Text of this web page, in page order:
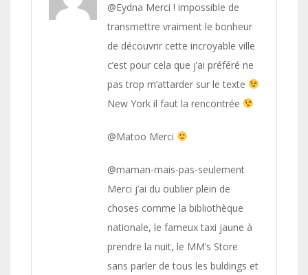
@Eydna Merci ! impossible de
transmettre vraiment le bonheur
de découvrir cette incroyable ville
c’est pour cela que j’ai préféré ne
pas trop m’attarder sur le texte
New York il faut la rencontrée
@Matoo Merci
@maman-mais-pas-seulement
Merci j’ai du oublier plein de
choses comme la bibliothèque
nationale, le fameux taxi jaune à
prendre la nuit, le MM’s Store
sans parler de tous les buldings et